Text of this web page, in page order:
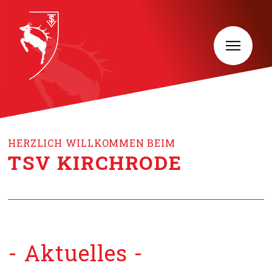
HERZLICH WILLKOMMEN BEIM
TSV KIRCHRODE
- Aktuelles -